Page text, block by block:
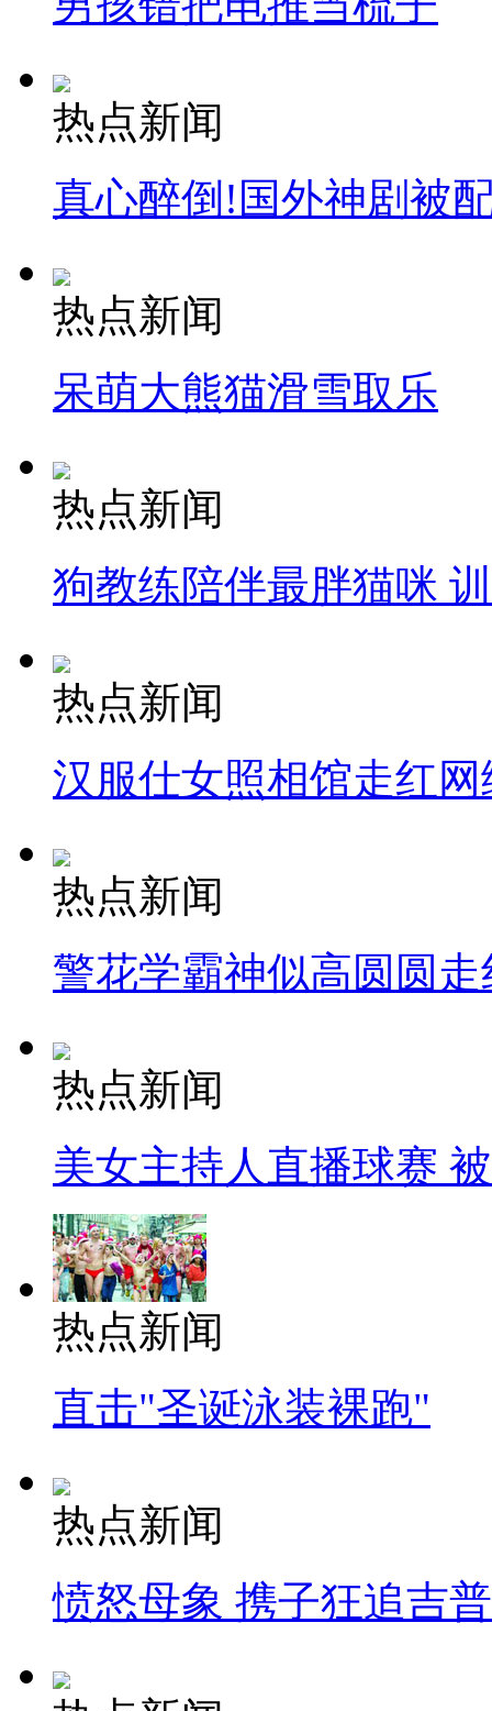
热点新闻
真心醉倒!国外神剧被
热点新闻
呆萌大熊猫滑雪取乐
热点新闻
狗教练陪伴最胖猫咪
热点新闻
汉服仕女照相馆走红网
热点新闻
警花学霸神似高圆圆走
热点新闻
美女主持人直播球赛
热点新闻
直击"圣诞泳装裸跑"
热点新闻
愤怒母象 携子狂追吉